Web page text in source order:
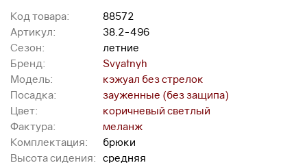
Код товара:
88572
Артикул:
38.2-496
Сезон:
летние
Бренд:
Svyatnyh
Модель:
кэжуал без стрелок
Посадка:
зауженные (без защипа)
Цвет:
коричневый светлый
Фактура:
меланж
Комплектация:
брюки
Высота сидения:
средняя